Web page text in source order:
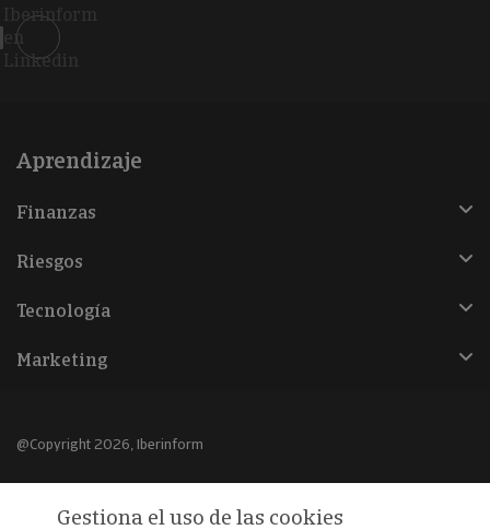
Iberinform
en
Linkedin
Aprendizaje
Finanzas
Riesgos
Tecnología
Marketing
@Copyright 2026, Iberinform
Gestiona el uso de las cookies